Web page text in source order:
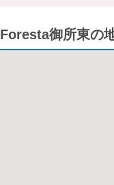
Foresta御所東の